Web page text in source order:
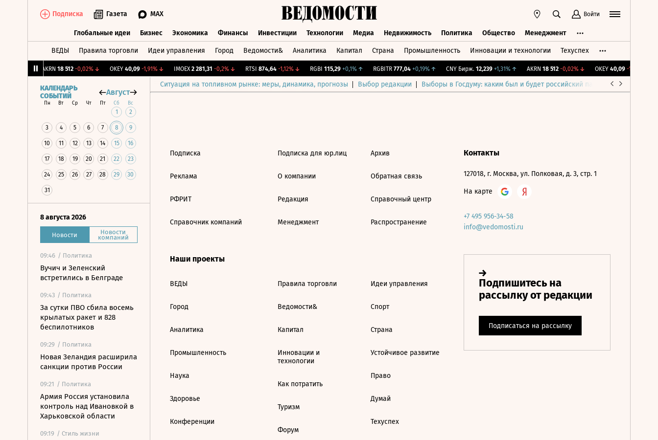
Подписка Газета MAX Войти
Глобальные идеи Бизнес Экономика Финансы Инвестиции Технологии Медиа Недвижимость Политика Общество Менеджмент
ВЕДЫ Правила торговли Идеи управления Город Ведомости& Аналитика Капитал Страна Промышленность Инновации и технологии Техуспех
AKRN 18 512 -0,02%↓ OKEY 40,09 -1,91%↓ IMOEX 2 281,31 -0,2%↓ RTSI 874,64 -1,12%↓ RGBI 115,29 +0,1%↑ RGBITR 777,04 +0,19%↑ CNY Бирж. 12,239 +1,31%↑ AKRN 18 512 -0,02%↓ OKEY 40,09 -1,91%
Ситуация на топливном рынке: меры, динамика, прогнозы Выбор редакции Выборы в Госдуму: каким был и будет российский парламент
КАЛЕНДАРЬ
СОБЫТИЙ
Август
Пн Вт Ср Чт Пт Сб Вс
1 2
3 4 5 6 7 8 9
10 11 12 13 14 15 16
17 18 19 20 21 22 23
24 25 26 27 28 29 30
31
8 августа 2026
Новости Новости
компаний
09:46 / Политика
Вучич и Зеленский
встретились в Белграде
09:43 / Политика
За сутки ПВО сбила восемь
крылатых ракет и 828
беспилотников
09:29 / Политика
Новая Зеландия расширила
санкции против России
09:21 / Политика
Армия Россия установила
контроль над Ивановкой в
Харьковской области
09:19 / Стиль жизни
Подписка
Реклама
РФРИТ
Справочник компаний
Подписка для юр.лиц
О компании
Редакция
Менеджмент
Архив
Обратная связь
Справочный центр
Распространение
Наши проекты
ВЕДЫ
Город
Аналитика
Промышленность
Наука
Здоровье
Конференции
Правила торговли
Ведомости&
Капитал
Инновации и
технологии
Как потратить
Туризм
Форум
Идеи управления
Спорт
Страна
Устойчивое развитие
Право
Думай
Техуспех
Контакты
127018, г. Москва, ул. Полковая, д. 3, стр. 1
На карте
+7 495 956-34-58
info@vedomosti.ru